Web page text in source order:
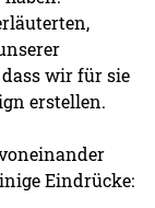
wir für sie
erstellen.
Eindrücke: